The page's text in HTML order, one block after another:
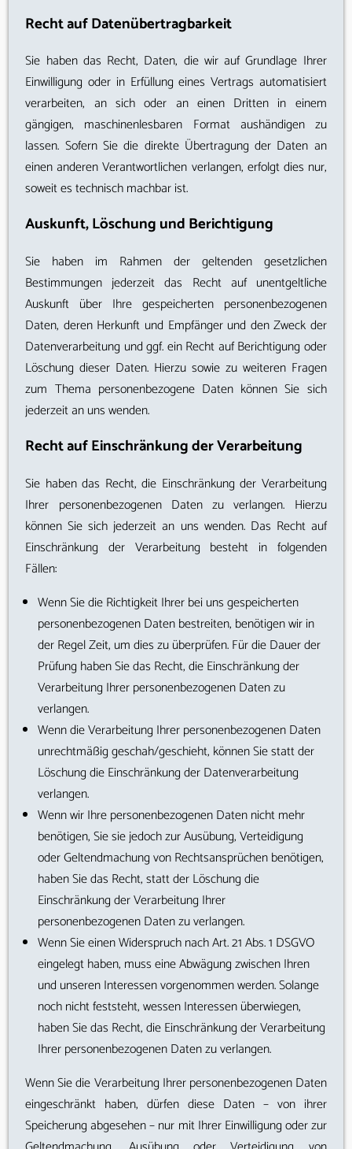
Recht auf Daten­übertrag­barkeit
Sie haben das Recht, Daten, die wir auf Grundlage Ihrer
Einwilligung oder in Erfüllung eines Vertrags automatisiert
verarbeiten, an sich oder an einen Dritten in einem
gängigen, maschinenlesbaren Format aushändigen zu
lassen. Sofern Sie die direkte Übertragung der Daten an
einen anderen Verantwortlichen verlangen, erfolgt dies nur,
soweit es technisch machbar ist.
Auskunft, Löschung und Berichtigung
Sie haben im Rahmen der geltenden gesetzlichen
Bestimmungen jederzeit das Recht auf unentgeltliche
Auskunft über Ihre gespeicherten personenbezogenen
Daten, deren Herkunft und Empfänger und den Zweck der
Datenverarbeitung und ggf. ein Recht auf Berichtigung oder
Löschung dieser Daten. Hierzu sowie zu weiteren Fragen
zum Thema personenbezogene Daten können Sie sich
jederzeit an uns wenden.
Recht auf Einschränkung der Verarbeitung
Sie haben das Recht, die Einschränkung der Verarbeitung
Ihrer personenbezogenen Daten zu verlangen. Hierzu
können Sie sich jederzeit an uns wenden. Das Recht auf
Einschränkung der Verarbeitung besteht in folgenden
Fällen:
Wenn Sie die Richtigkeit Ihrer bei uns gespeicherten
personenbezogenen Daten bestreiten, benötigen wir in
der Regel Zeit, um dies zu überprüfen. Für die Dauer der
Prüfung haben Sie das Recht, die Einschränkung der
Verarbeitung Ihrer personenbezogenen Daten zu
verlangen.
Wenn die Verarbeitung Ihrer personenbezogenen Daten
unrechtmäßig geschah/geschieht, können Sie statt der
Löschung die Einschränkung der Datenverarbeitung
verlangen.
Wenn wir Ihre personenbezogenen Daten nicht mehr
benötigen, Sie sie jedoch zur Ausübung, Verteidigung
oder Geltendmachung von Rechtsansprüchen benötigen,
haben Sie das Recht, statt der Löschung die
Einschränkung der Verarbeitung Ihrer
personenbezogenen Daten zu verlangen.
Wenn Sie einen Widerspruch nach Art. 21 Abs. 1 DSGVO
eingelegt haben, muss eine Abwägung zwischen Ihren
und unseren Interessen vorgenommen werden. Solange
noch nicht feststeht, wessen Interessen überwiegen,
haben Sie das Recht, die Einschränkung der Verarbeitung
Ihrer personenbezogenen Daten zu verlangen.
Wenn Sie die Verarbeitung Ihrer personenbezogenen Daten
eingeschränkt haben, dürfen diese Daten – von ihrer
Speicherung abgesehen – nur mit Ihrer Einwilligung oder zur